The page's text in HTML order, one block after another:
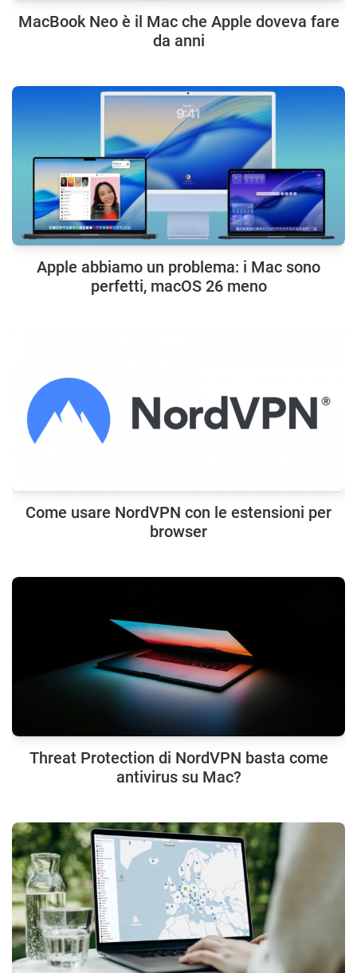
MacBook Neo è il Mac che Apple doveva fare
da anni
Apple abbiamo un problema: i Mac sono
perfetti, macOS 26 meno
Come usare NordVPN con le estensioni per
browser
Threat Protection di NordVPN basta come
antivirus su Mac?